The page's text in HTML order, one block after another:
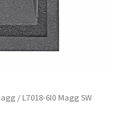
/ L7018-6I0 Magg SW